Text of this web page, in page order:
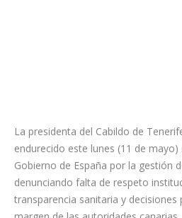
La presidenta del Cabildo de
endurecido este lunes (11 de mayo)
Gobierno de España por la gestión